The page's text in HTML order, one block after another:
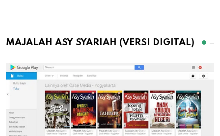
MAJALAH ASY SYARIAH (VERSI DIGITAL)